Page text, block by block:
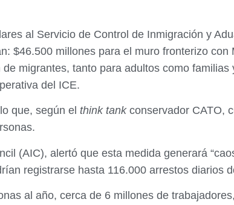
al Servicio de Control de Inmigración y
$46.500 millones para el muro fronterizo
migrantes, tanto para adultos como
del ICE.
que, según el think tankconservador CATO,
(AIC), alertó que esta medida generará
registrarse hasta 116.000 arrestos diarios
al año, cerca de 6 millones de